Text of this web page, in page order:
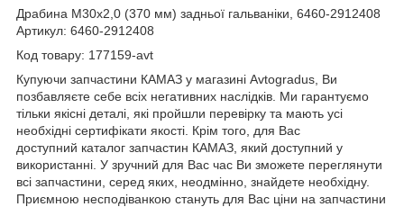
Драбина М30х2,0 (370 мм) задньої гальваніки, 6460-2912408
Артикул: 6460-2912408
Код товару: 177159-avt
Купуючи запчастини КАМАЗ у магазині Avtogradus, Ви
позбавляєте себе всіх негативних наслідків. Ми гарантуємо
тільки якісні деталі, які пройшли перевірку та мають усі
необхідні сертифікати якості. Крім того, для Вас
доступний каталог запчастин КАМАЗ, який доступний у
використанні. У зручний для Вас час Ви зможете переглянути
всі запчастини, серед яких, неодмінно, знайдете необхідну.
Приємною несподіванкою стануть для Вас ціни на запчастини